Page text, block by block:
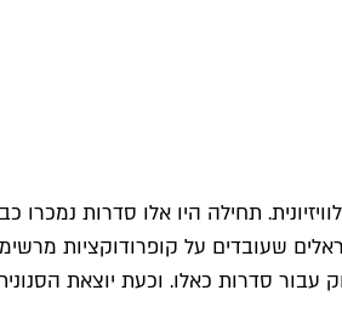
תחילה היו אלו סדרות נמכרו
שעובדים על קופרודוקציות
סדרות כאלו. וכעת יוצאת